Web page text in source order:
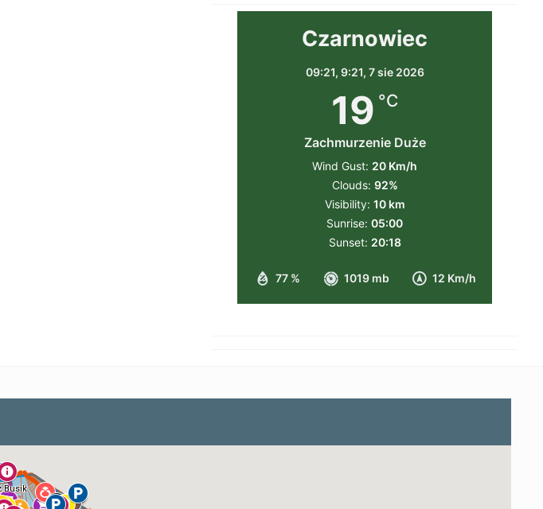
Czarnowiec
09:21, 9:21, 7 sie 2026
19 °C
Zachmurzenie Duże
77 % 1019 mb 12 Km/h
Wind Gust: 20 Km/h
Clouds: 92%
Visibility: 10 km
Sunrise: 05:00
Sunset: 20:18